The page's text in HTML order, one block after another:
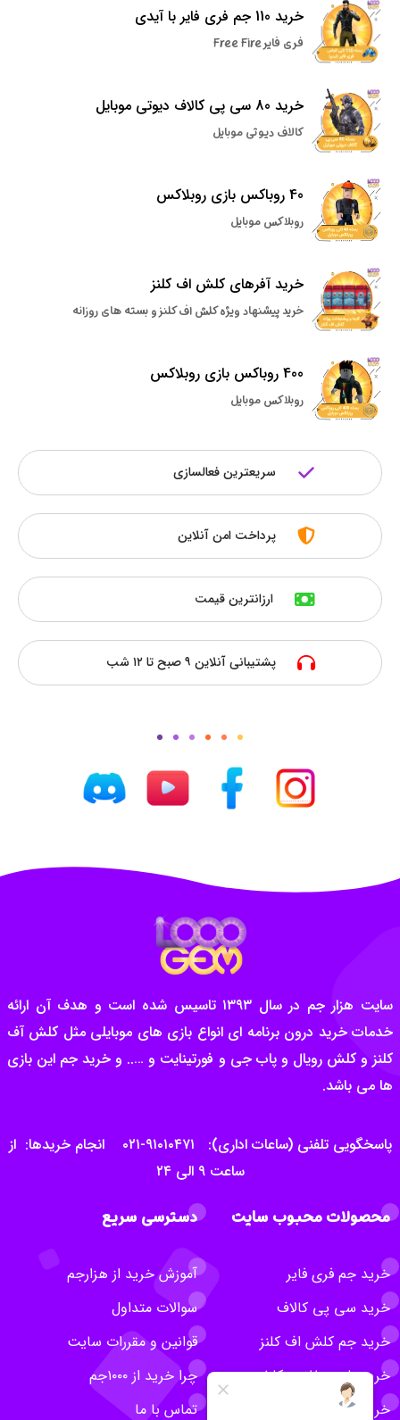
خرید 110 جم فری فایر با آیدی
فری فایر Free Fire
خرید 80 سی پی کالاف دیوتی موبایل
کالاف دیوتی موبایل
40 روباکس بازی روبلاکس
روبلاکس موبایل
خرید آفرهای کلش اف کلنز
خرید پیشنهاد ویژه کلش اف کلنز و بسته های روزانه
400 روباکس بازی روبلاکس
روبلاکس موبایل
سریعترین فعالسازی
پرداخت امن آنلاین
ارزانترین قیمت
پشتیبانی آنلاین ۹ صبح تا ۱۲ شب
سایت هزار جم در سال ۱۳۹۳ تاسیس شده است و هدف آن ارائه
خدمات خرید درون برنامه ای انواع بازی های موبایلی مثل کلش آف
کلنز و کلش رویال و پاب جی و فورتینایت و ….. و خرید جم این بازی
ها می باشد.
پاسخگویی تلفنی (ساعات اداری): ۹۱۰۱۰۴۷۱-۰۲۱ انجام خریدها: از
ساعت ۹ الی ۲۴
محصولات محبوب سایت
خرید جم فری فایر
خرید سی پی کالاف
خرید جم کلش اف کلنز
خرید بلیت طلایی کلش
خرید روبلاکس
دسترسی سریع
آموزش خرید از هزارجم
سوالات متداول
قوانین و مقررات سایت
چرا خرید از ۱۰۰۰جم
تماس با ما